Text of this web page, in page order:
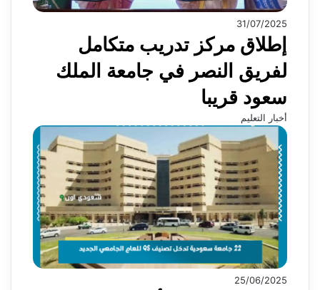
31/07/2025
إطلاق مركز تدريب متكامل
لفريق النصر في جامعة الملك
سعود قريبا
أخبار التعليم
25/06/2025